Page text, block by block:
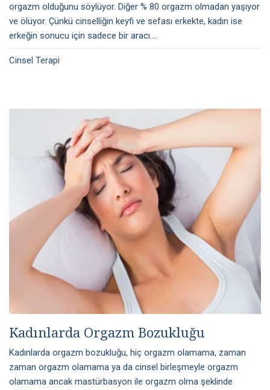
orgazm olduğunu söylüyor. Diğer % 80 orgazm olmadan yaşıyor
ve ölüyor. Çünkü cinselliğin keyfi ve sefası erkekte, kadın ise
erkeğin sonucu için sadece bir aracı....
Cinsel Terapi
Kadınlarda Orgazm Bozukluğu
Kadınlarda orgazm bozukluğu, hiç orgazm olamama, zaman
zaman orgazm olamama ya da cinsel birleşmeyle orgazm
olamama ancak mastürbasyon ile orgazm olma şeklinde